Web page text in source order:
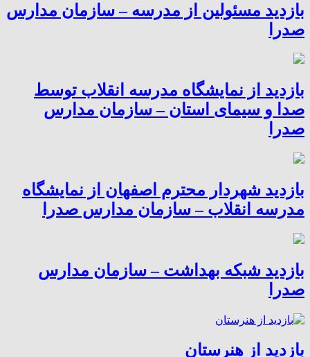
بازدید مسئولین از مدرسه – سازمان مدارس
صدرا
بازدید از نمایشگاه مدرسه انقلاب توسط
صدا و سیمای استان – سازمان مدارس
صدرا
بازدید شهردار محترم اصفهان از نمایشگاه
مدرسه انقلاب – سازمان مدارس صدرا
بازدید شبکه بهداشت – سازمان مدارس
صدرا
بازدید از هنرستان